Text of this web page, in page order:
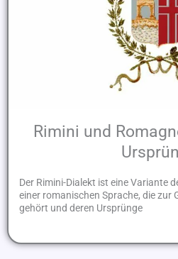
Rimini und
Der Rimini-Dialekt ist eine Variante
einer romanischen Sprache, die zur
gehört und deren Ursprünge